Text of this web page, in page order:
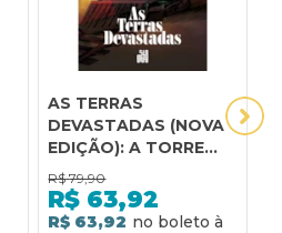
AS TERRAS
DEVASTADAS (NOVA
EDIÇÃO): A TORRE
NEGRA VOLUME 3
R$ 79,90
R$ 63,92
R$ 63,92